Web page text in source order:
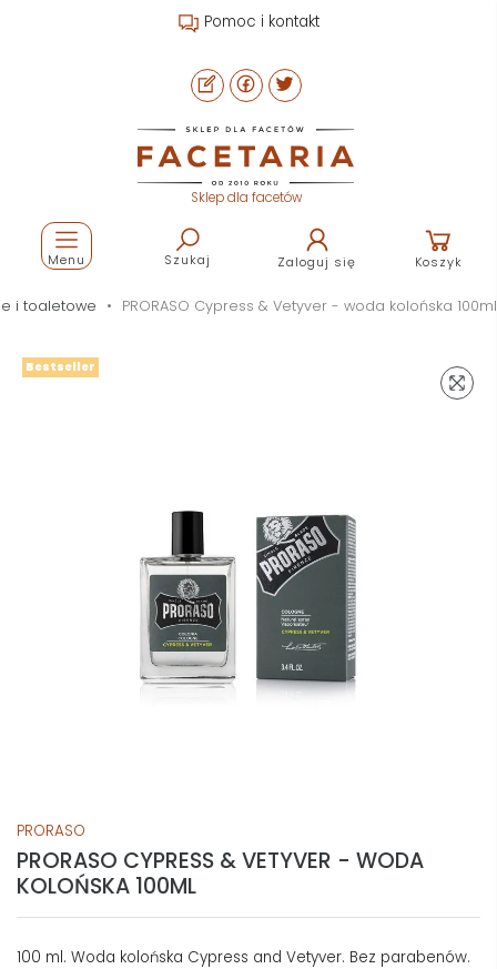
Pomoc i kontakt
Sklep dla facetów
Szukaj Zaloguj się Koszyk
Menu
i toaletowe PRORASO Cypress & Vetyver - woda kolońska 100ml
Bestseller
PRORASO
PRORASO CYPRESS & VETYVER - WODA
KOLOŃSKA 100ML
100 ml. Woda kolońska Cypress and Vetyver. Bez parabenów.